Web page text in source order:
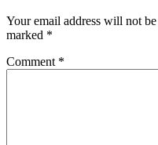
Your email address will not
marked *
Comment *